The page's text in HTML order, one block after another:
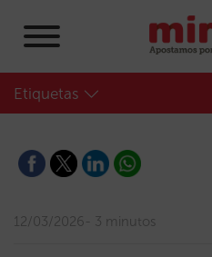
Etiquetas
12/03/2026 3 minutos